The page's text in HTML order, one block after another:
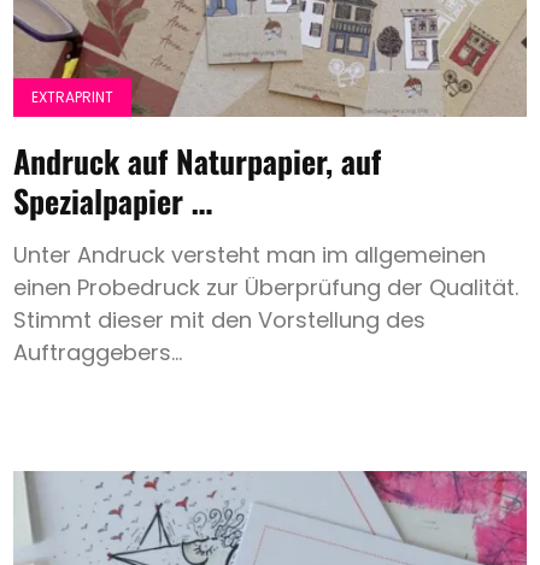
EXTRAPRINT
Andruck auf Naturpapier, auf
Spezialpapier …
Unter Andruck versteht man im allgemeinen
einen Probedruck zur Überprüfung der Qualität.
Stimmt dieser mit den Vorstellung des
Auftraggebers...